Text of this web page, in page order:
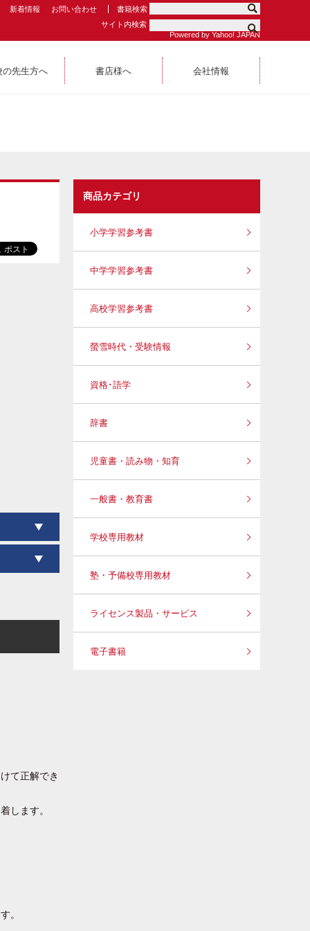
新着情報 お問い合わせ
書籍検索
サイト内検索
Powered by Yahoo! JAPAN
の先生方へ 書店様へ 会社情報
て正解でき
します。
。
商品カテゴリ
小学学習参考書
中学学習参考書
高校学習参考書
螢雪時代・受験情報
資格･語学
辞書
児童書・読み物・知育
一般書・教育書
学校専用教材
塾・予備校専用教材
ライセンス製品・サービス
電子書籍